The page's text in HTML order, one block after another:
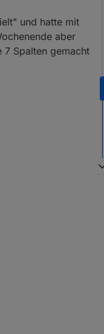
und hatte mit
aber
7 Spalten gemacht